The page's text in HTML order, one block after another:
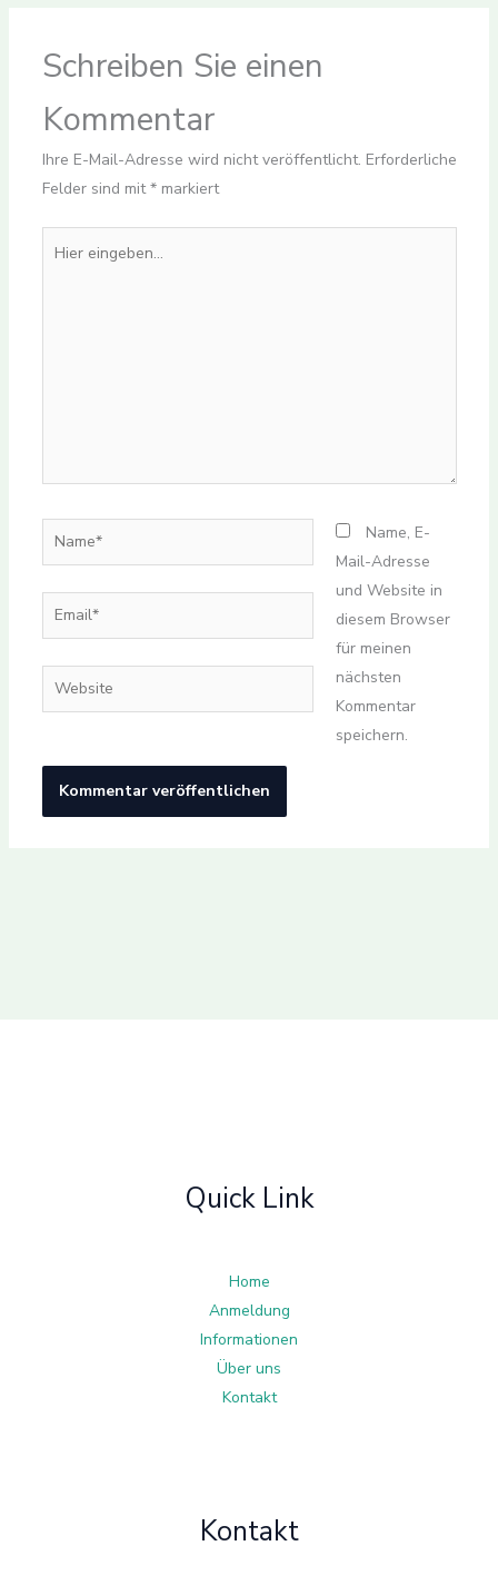
Schreiben Sie einen
Kommentar
Ihre E-Mail-Adresse wird nicht veröffentlicht. Erforderliche
Felder sind mit*markiert
eingeben…
Name*
Email*
Website
Name, E-
Mail-Adresse
und Website in
diesem Browser
für meinen
nächsten
Kommentar
speichern.
Quick Link
Home
Anmeldung
Informationen
Über uns
Kontakt
Kontakt